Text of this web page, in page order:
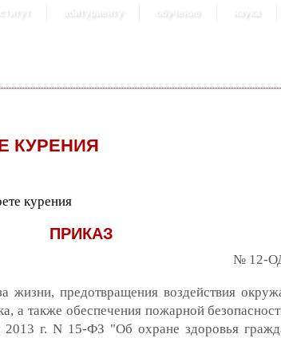
абитуриенту обучение наука
КУРЕНИЯ
курения
ПРИКАЗ
№ 12-
жизни, предотвращения воздействия
а также обеспечения пожарной
г. N 15-ФЗ "Об охране здоровья